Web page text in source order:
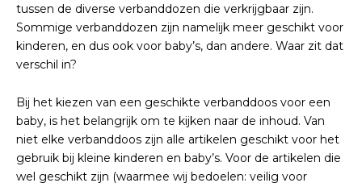
tussen de diverse verbanddozen die verkrijgbaar zijn.
Sommige verbanddozen zijn namelijk meer geschikt voor
kinderen, en dus ook voor baby’s, dan andere. Waar zit dat
verschil in?
Bij het kiezen van een geschikte verbanddoos voor een
baby, is het belangrijk om te kijken naar de inhoud. Van
niet elke verbanddoos zijn alle artikelen geschikt voor het
gebruik bij kleine kinderen en baby’s. Voor de artikelen die
wel geschikt zijn (waarmee wij bedoelen: veilig voor